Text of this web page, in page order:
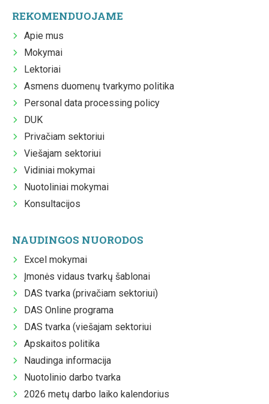
REKOMENDUOJAME
Apie mus
Mokymai
Lektoriai
Asmens duomenų tvarkymo politika
Personal data processing policy
DUK
Privačiam sektoriui
Viešajam sektoriui
Vidiniai mokymai
Nuotoliniai mokymai
Konsultacijos
NAUDINGOS NUORODOS
Excel mokymai
Įmonės vidaus tvarkų šablonai
DAS tvarka (privačiam sektoriui)
DAS Online programa
DAS tvarka (viešajam sektoriui
Apskaitos politika
Naudinga informacija
Nuotolinio darbo tvarka
2026 metų darbo laiko kalendorius